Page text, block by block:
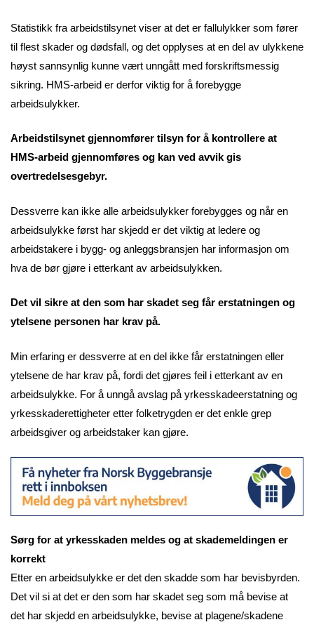
Statistikk fra arbeidstilsynet viser at det er fallulykker som fører
til flest skader og dødsfall, og det opplyses at en del av ulykkene
høyst sannsynlig kunne vært unngått med forskriftsmessig
sikring. HMS-arbeid er derfor viktig for å forebygge
arbeidsulykker.
Arbeidstilsynet gjennomfører tilsyn for å kontrollere at
HMS-arbeid gjennomføres og kan ved avvik gis
overtredelsesgebyr.
Dessverre kan ikke alle arbeidsulykker forebygges og når en
arbeidsulykke først har skjedd er det viktig at ledere og
arbeidstakere i bygg- og anleggsbransjen har informasjon om
hva de bør gjøre i etterkant av arbeidsulykken.
Det vil sikre at den som har skadet seg får erstatningen og
ytelsene personen har krav på.
Min erfaring er dessverre at en del ikke får erstatningen eller
ytelsene de har krav på, fordi det gjøres feil i etterkant av en
arbeidsulykke. For å unngå avslag på yrkesskadeerstatning og
yrkesskaderettigheter etter folketrygden er det enkle grep
arbeidsgiver og arbeidstaker kan gjøre.
Sørg for at yrkesskaden meldes og at skademeldingen er
korrekt
Etter en arbeidsulykke er det den skadde som har bevisbyrden.
Det vil si at det er den som har skadet seg som må bevise at
det har skjedd en arbeidsulykke, bevise at plagene/skadene